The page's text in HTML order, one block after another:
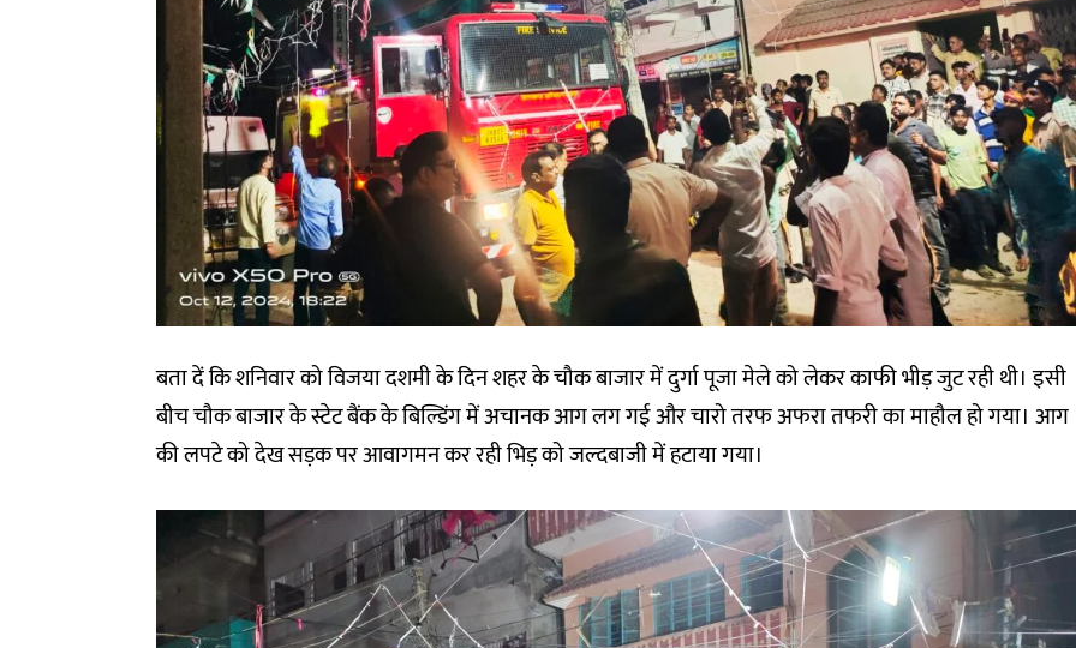
बता दें कि शनिवार को विजया दशमी के दिन शहर के चौक बाजार में दुर्गा पूजा मेले को लेकर काफी भीड़ जुट रही थी। इसी
बीच चौक बाजार के स्टेट बैंक के बिल्डिंग में अचानक आग लग गई और चारो तरफ अफरा तफरी का माहौल हो गया। आग
की लपटे को देख सड़क पर आवागमन कर रही भिड़ को जल्दबाजी में हटाया गया।